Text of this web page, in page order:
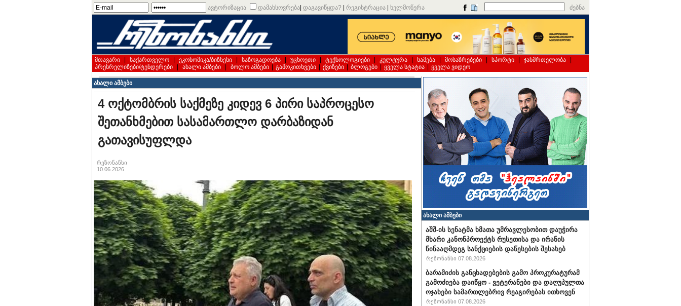
ავტორიზაცია დამახსოვრება დაგავიწყდა? რეგისტრაცია ხელმოწერა ძებნა
მთავარი საქართველო ეკონომიკა/ბიზნესი საზოგადოება უცხოეთი ტექნოლოგიები კულტურა სამება მოსაზრებები სპორტი ჯანმრთელობა
პრესრელიზები/ტენდერები
ახალი ამბები ბოლო ამბები გამოკითხვები ქვიზები ბლოგები ყველა სტატია ყველა ვიდეო
ახალი ამბები
4 ოქტომბრის საქმეზე კიდევ 6 პირი საპროცესო
შეთანხმებით სასამართლო დარბაზიდან
გათავისუფლდა
რეზონანსი
10.06.2026
ახალი ამბები
აშშ-ის სენატმა ხმათა უმრავლესობით დაუჭირა
მხარი კანონპროექტს რუსეთისა და ირანის
წინააღმდეგ სანქციების დაწესების შესახებ
რეზონანსი 07.08.2026
ბარამიძის განცხადებების გამო პროკურატურამ
გამოძიება დაიწყო - ვეტერანები და დაღუპულთა
ოჯახები სამართლებრივ რეაგირებას ითხოვენ
რეზონანსი 07.08.2026